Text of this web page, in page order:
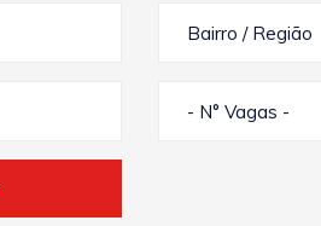
Bairro / Região
- N° Vagas -